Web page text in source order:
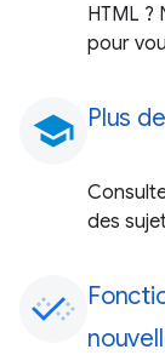
HTML ?
pour
school Plus
des